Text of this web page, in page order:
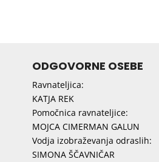
ODGOVORNE OSEBE
Ravnateljica:
KATJA REK
Pomočnica ravnateljice:
MOJCA CIMERMAN GALUN
Vodja izobraževanja odraslih:
SIMONA ŠČAVNIČAR